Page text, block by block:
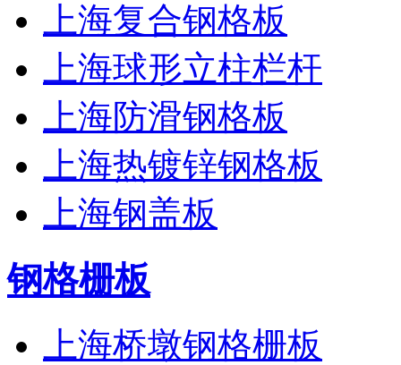
上海复合钢格板
上海球形立柱栏杆
上海防滑钢格板
上海热镀锌钢格板
上海钢盖板
钢格栅板
上海桥墩钢格栅板